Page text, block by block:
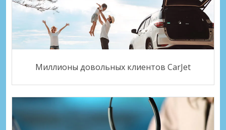
Миллионы довольных клиентов CarJet